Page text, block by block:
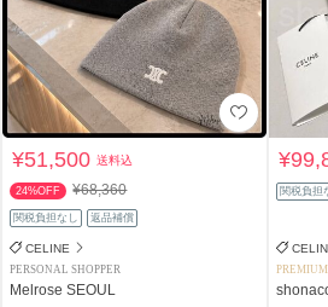
¥51,500送料込
24%OFF ¥68,360
関税負担なし 返品補償
CELINE
PERSONAL SHOPPER
Melrose SEOUL
関税負担